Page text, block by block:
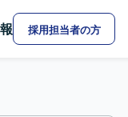
採用担当者の方